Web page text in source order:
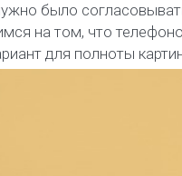
было
на том, что
для полноты